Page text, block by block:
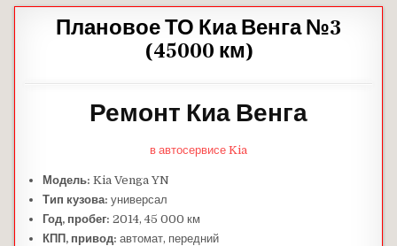
Плановое ТО Киа Венга №3
(45000 км)
Ремонт Киа Венга
в автосервисе Kia
Модель:Kia Venga YN
Тип кузова: универсал
Год, пробег: 2014, 45 000 км
КПП, привод: автомат, передний